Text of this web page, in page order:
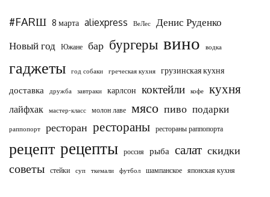
#FARШ 8 марта aliexpress ВеЛес Денис Руденко
Новый год Южане бар бургеры вино водка
гаджеты год собаки греческая кухня грузинская кухня
доставка дружба завтраки карлсон коктейли кофе кухня
лайфхак мастер-класс молон лаве мясо пиво подарки
раппопорт ресторан рестораны рестораны раппопорта
рецепт рецепты россия рыба салат скидки
советы стейки суп ткемали футбол шампанское японская кухня